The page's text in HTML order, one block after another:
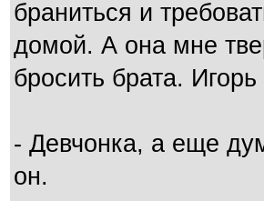
браниться и
домой. А она мне
бросить брата.
- Девчонка, а еще
он.